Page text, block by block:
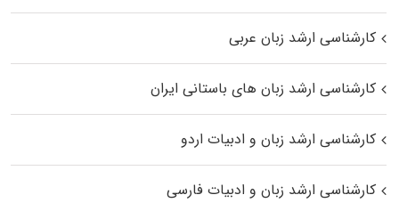
کارشناسی ارشد زبان عربی
کارشناسی ارشد زبان‌ های باستانی ایران
کارشناسی ارشد زبان و ادبیات اردو
کارشناسی ارشد زبان و ادبیات فارسی